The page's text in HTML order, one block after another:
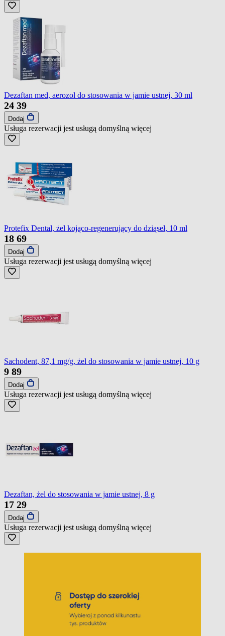
Dezaftan med, aerozol do stosowania w jamie ustnej, 30 ml
24 39
Dodaj
Usługa rezerwacji jest usługą domyślną więcej
Protefix Dental, żel kojąco-regenerujący do dziąseł, 10 ml
18 69
Dodaj
Usługa rezerwacji jest usługą domyślną więcej
Sachodent, 87,1 mg/g, żel do stosowania w jamie ustnej, 10 g
9 89
Dodaj
Usługa rezerwacji jest usługą domyślną więcej
Dezaftan, żel do stosowania w jamie ustnej, 8 g
17 29
Dodaj
Usługa rezerwacji jest usługą domyślną więcej